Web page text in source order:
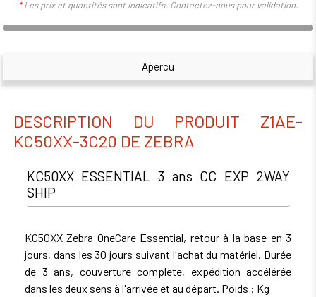
*Les prix et quantités sont indicatifs. Contactez-nous pour validation.
Apercu
DESCRIPTION DU PRODUIT Z1AE-
KC50XX-3C20 DE ZEBRA
KC50XX ESSENTIAL 3 ans CC EXP 2WAY
SHIP
KC50XX Zebra OneCare Essential, retour à la base en 3
jours, dans les 30 jours suivant l'achat du matériel. Durée
de 3 ans, couverture complète, expédition accélérée
dans les deux sens à l'arrivée et au départ. Poids : Kg